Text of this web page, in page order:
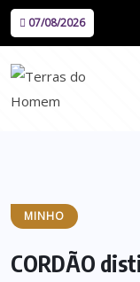
07/08/2026
MINHO
CORDÃO